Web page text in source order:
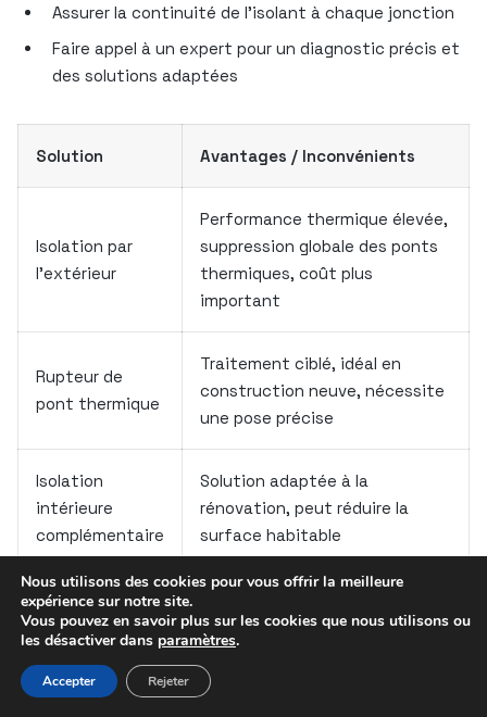
Assurer la continuité de l’isolant à chaque jonction
Faire appel à un expert pour un diagnostic précis et
des solutions adaptées
Solution Avantages / Inconvénients
Isolation par
l’extérieur
Performance thermique élevée,
suppression globale des ponts
thermiques, coût plus
important
Rupteur de
pont thermique
Traitement ciblé, idéal en
construction neuve, nécessite
une pose précise
Isolation
intérieure
complémentaire
Solution adaptée à la
rénovation, peut réduire la
surface habitable
Matériaux
isolants
large, dépend du budget et de
la configuration
Nous utilisons des cookies pour vous offrir la meilleure
expérience sur notre site.
Vous pouvez en savoir plus sur les cookies que nous utilisons ou
les désactiver dans paramètres.
Accepter Rejeter